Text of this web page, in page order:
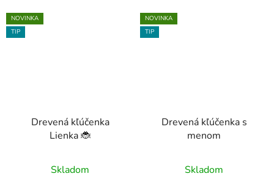
NOVINKA
TIP
Drevená kľúčenka
Lienka 🐞
hodnotenie
Skladom
NOVINKA
TIP
Drevená kľúčenka s
menom
Skladom